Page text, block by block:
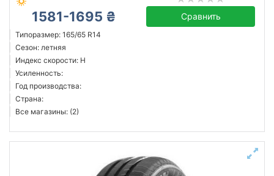
1581-1695 ₴ Сравнить
Типоразмер: 165/65 R14
Сезон: летняя
Индекс скорости: H
Усиленность:
Год производства:
Страна:
Все магазины: (2)